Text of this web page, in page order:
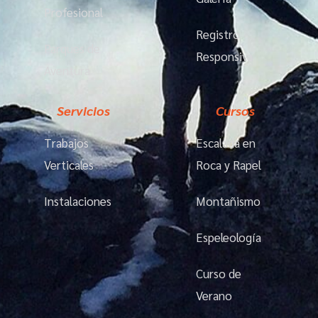
Profesional
Registro
Responsiva
Servicios
Trabajos
Verticales
Instalaciones
Cursos
Escalada en
Roca y Rapel
Montañismo
Espeleología
Curso de
Verano